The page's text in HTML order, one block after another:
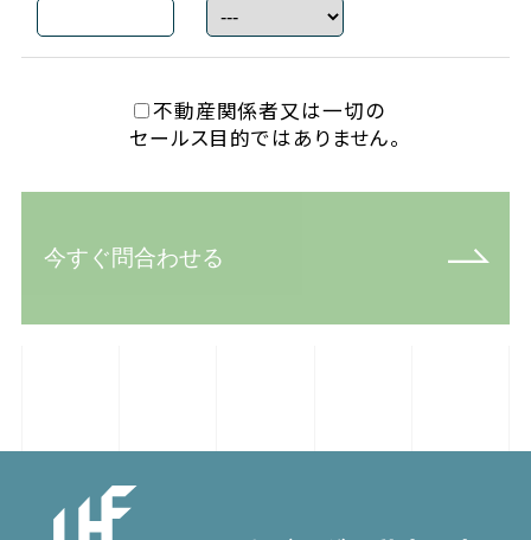
不動産関係者又は一切の
セールス目的ではありません。
今すぐ問合わせる